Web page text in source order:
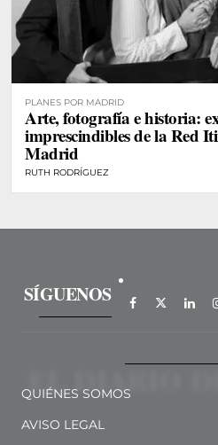
PLANES POR MADRID
Arte, fotografía e historia:
imprescindibles de la Red
Madrid
RUTH RODRÍGUEZ
SÍGUENOS
QUIÉNES SOMOS
AVISO LEGAL